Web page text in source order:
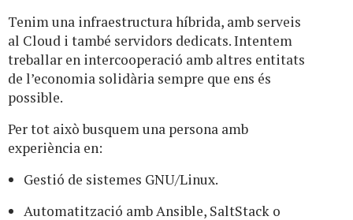
Tenim una infraestructura híbrida, amb serveis
al Cloud i també servidors dedicats. Intentem
treballar en intercooperació amb altres entitats
de l’economia solidària sempre que ens és
possible.
Per tot això busquem una persona amb
experiència en:
Gestió de sistemes GNU/Linux.
Automatització amb Ansible, SaltStack o